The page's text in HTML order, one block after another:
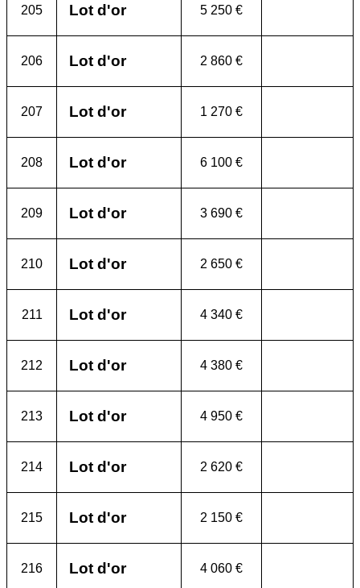
205 Lot d'or 5 250 €
206 Lot d'or 2 860 €
207 Lot d'or 1 270 €
208 Lot d'or 6 100 €
209 Lot d'or 3 690 €
210 Lot d'or 2 650 €
211 Lot d'or 4 340 €
212 Lot d'or 4 380 €
213 Lot d'or 4 950 €
214 Lot d'or 2 620 €
215 Lot d'or 2 150 €
216 Lot d'or 4 060 €